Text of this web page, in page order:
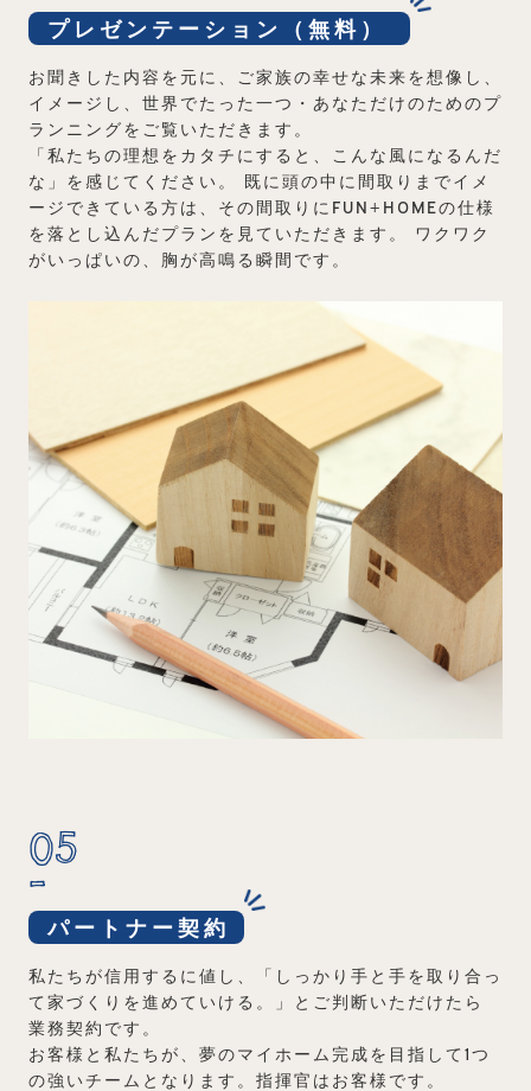
プレゼンテーション（無料）
お聞きした内容を元に、ご家族の幸せな未来を想像し、
イメージし、世界でたった一つ・あなただけのためのプ
ランニングをご覧いただきます。
「私たちの理想をカタチにすると、こんな風になるんだ
な」を感じてください。
既に頭の中に間取りまでイメ
ージできている方は、その間取りにFUN+HOMEの仕様
を落とし込んだプランを見ていただきます。
ワクワク
がいっぱいの、胸が高鳴る瞬間です。
05
パートナー契約
私たちが信用するに値し、「しっかり手と手を取り合っ
て家づくりを進めていける。」とご判断いただけたら
業務契約です。
お客様と私たちが、夢のマイホーム完成を目指して1つ
の強いチームとなります。指揮官はお客様です。